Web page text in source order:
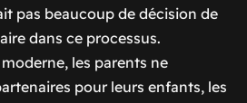
pas beaucoup de décision de
dans ce processus.
les parents ne
pour leurs enfants, les